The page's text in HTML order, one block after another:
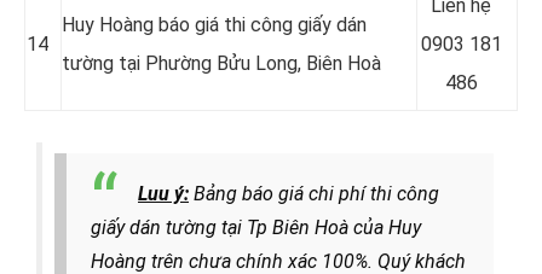
14
Huy Hoàng báo giá thi công giấy dán
tường tại Phường Bửu Long, Biên Hoà
Liên hệ
0903 181
486
Luu ý: Bảng báo giá chi phí thi công
giấy dán tường tại Tp Biên Hoà của Huy
Hoàng trên chưa chính xác 100%. Quý khách